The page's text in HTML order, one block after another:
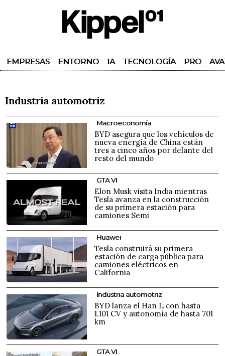
EMPRESAS ENTORNO IA TECNOLOGÍA PRO
Industria automotriz
Macroeconomía
BYD asegura que los vehículos de
nueva energía de China están
tres a cinco años por delante del
resto del mundo
GTA VI
Elon Musk visita India mientras
Tesla avanza en la construcción
de su primera estación para
camiones Semi
Huawei
Tesla construirá su primera
estación de carga pública para
camiones eléctricos en
California
Industria automotriz
BYD lanza el Han L con hasta
1.101 CV y autonomía de hasta 701
km
GTA VI